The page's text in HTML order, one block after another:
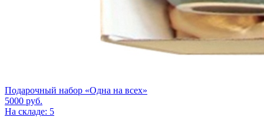
Подарочный набор «Одна на всех»
5000 руб.
На складе: 5